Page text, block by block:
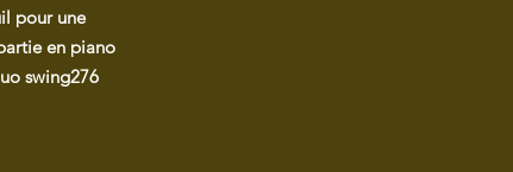
pour une
en piano
swing276